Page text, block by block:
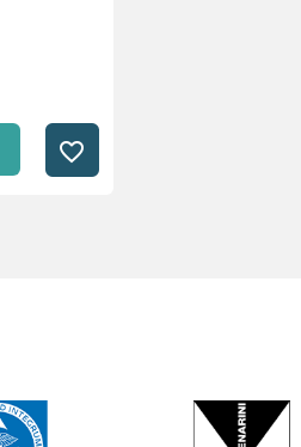
favorite_border